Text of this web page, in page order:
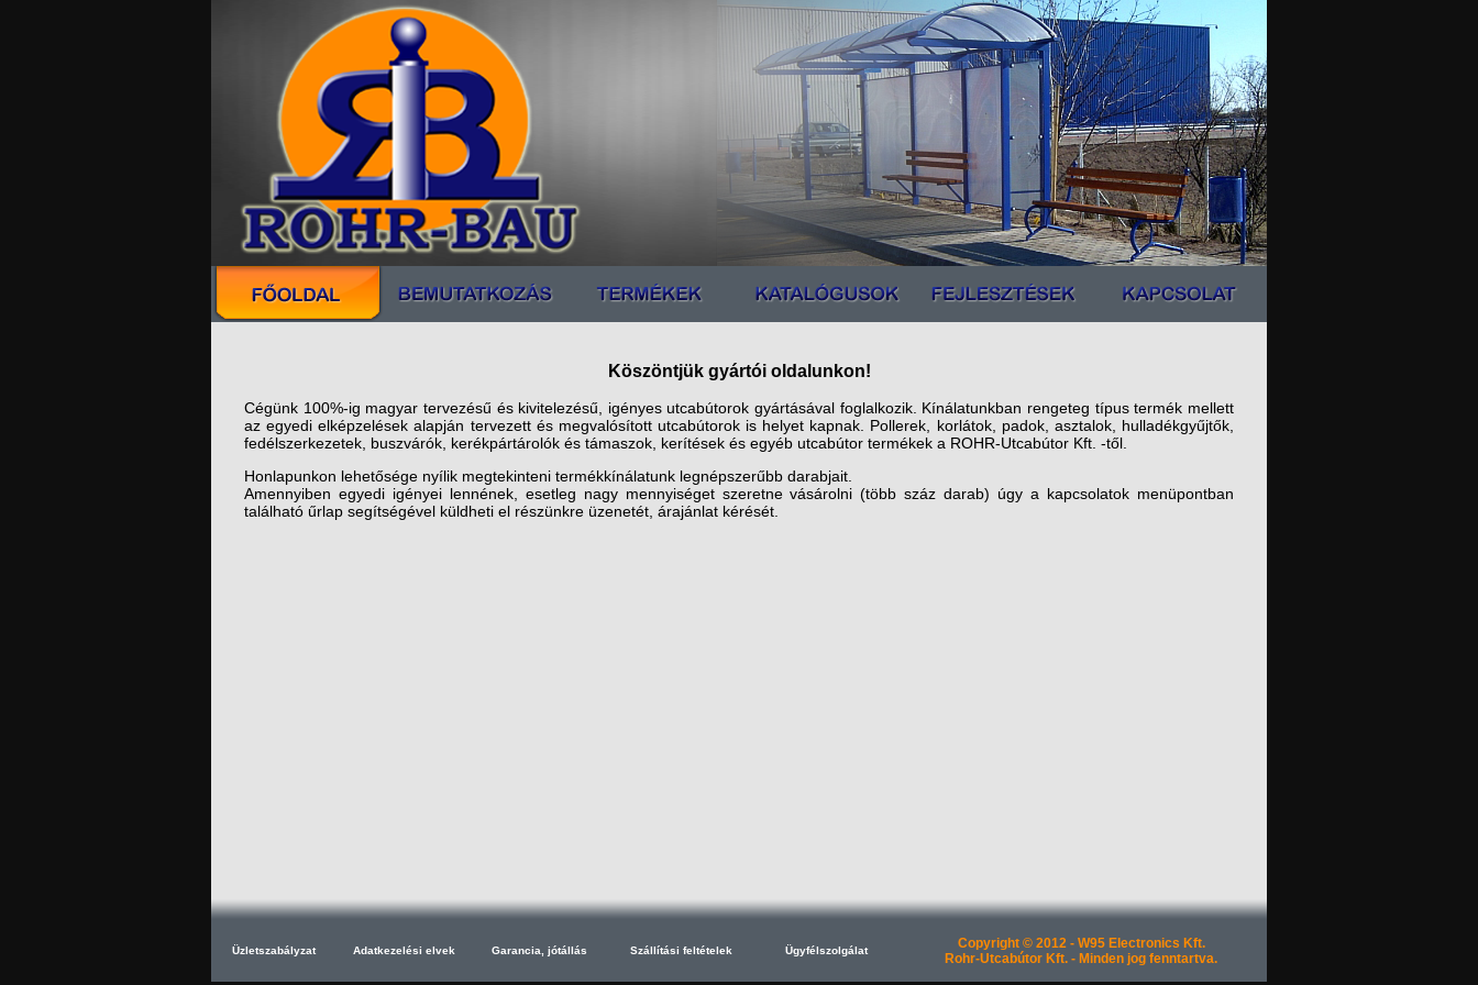
Köszöntjük gyártói oldalunkon!
Cégünk 100%-ig magyar tervezésű és kivitelezésű, igényes utcabútorok gyártásával foglalkozik. Kínálatunkban rengeteg típus termék mellett
az egyedi elképzelések alapján tervezett és megvalósított utcabútorok is helyet kapnak. Pollerek, korlátok, padok, asztalok, hulladékgyűjtők,
fedélszerkezetek, buszvárók, kerékpártárolók és támaszok, kerítések és egyéb utcabútor termékek a ROHR-Utcabútor Kft. -től.
Honlapunkon lehetősége nyílik megtekinteni termékkínálatunk legnépszerűbb darabjait.
Amennyiben egyedi igényei lennének, esetleg nagy mennyiséget szeretne vásárolni (több száz darab) úgy a kapcsolatok menüpontban
található űrlap segítségével küldheti el részünkre üzenetét, árajánlat kérését.
Üzletszabályzat Adatkezelési elvek Garancia, jótállás Szállítási feltételek Ügyfélszolgálat
Copyright © 2012 - W95 Electronics Kft.
Rohr-Utcabútor Kft. - Minden jog fenntartva.